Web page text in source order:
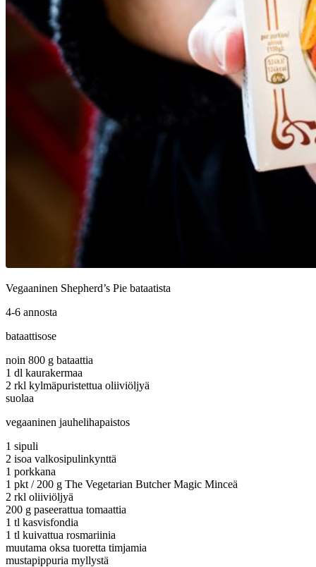
Vegaaninen Shepherd’s Pie bataatista
4-6 annosta
bataattisose
noin 800 g bataattia
1 dl kaurakermaa
2 rkl kylmäpuristettua oliiviöljyä
suolaa
vegaaninen jauhelihapaistos
1 sipuli
2 isoa valkosipulinkynttä
1 porkkana
1 pkt / 200 g The Vegetarian Butcher Magic Minceä
2 rkl oliiviöljyä
200 g paseerattua tomaattia
1 tl kasvisfondia
1 tl kuivattua rosmariinia
muutama oksa tuoretta timjamia
mustapippuria myllystä